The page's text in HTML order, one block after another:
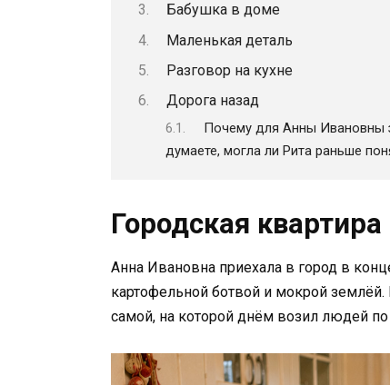
Бабушка в доме
Маленькая деталь
Разговор на кухне
Дорога назад
Почему для Анны Ивановны
думаете, могла ли Рита раньше
Городская квартира
Анна Ивановна приехала в город в
картофельной ботвой и мокрой
самой, на которой днём возил людей по